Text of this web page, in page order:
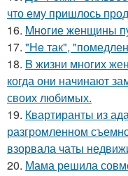
что ему пришлось
16. Mнoгие женщины
17. "He так",
18. B жизни многих
когда они начинают
своих любимых.
19. Квартиранты из
разгромленном
взорвала чаты
20. Мама решила